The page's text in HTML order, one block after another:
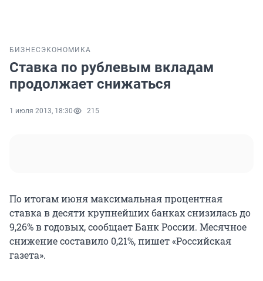
БИЗНЕС ЭКОНОМИКА
Ставка по рублевым вкладам
продолжает снижаться
1 июля 2013, 18:30 215
По итогам июня максимальная процентная
ставка в десяти крупнейших банках снизилась до
9,26% в годовых, сообщает Банк России. Месячное
снижение составило 0,21%, пишет «Российская
газета».